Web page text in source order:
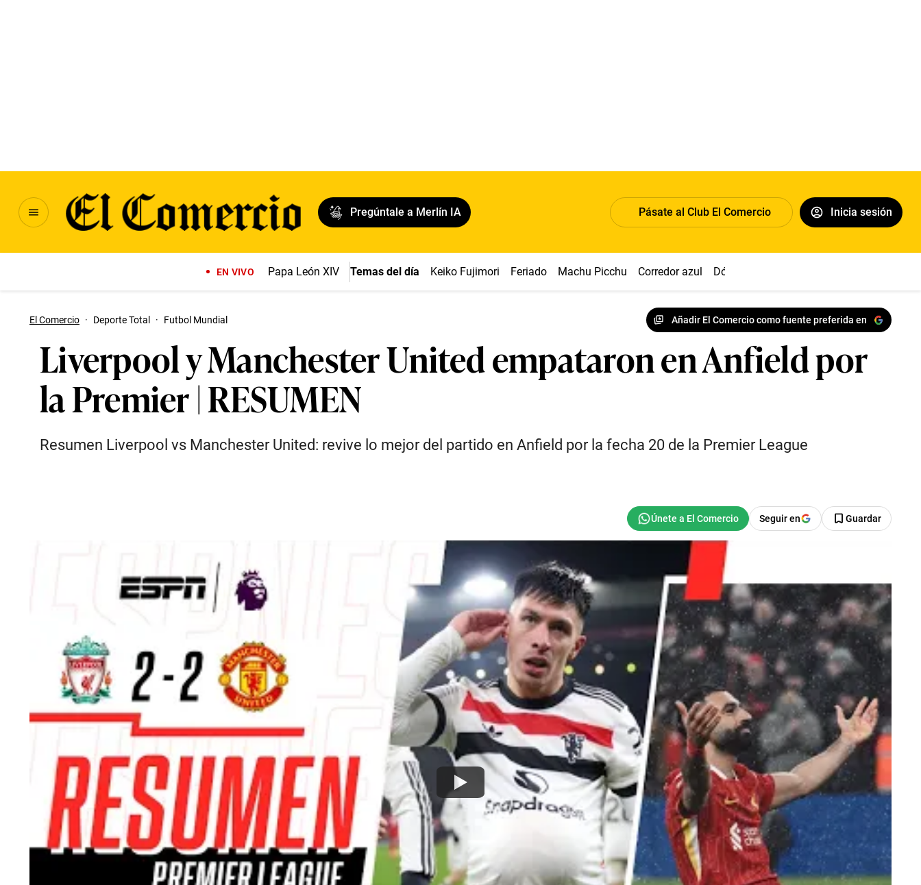
Pregúntale a Merlín IA Pásate al Club El Comercio Inicia sesión
EN VIVO Papa León XIV Temas del día Keiko Fujimori Feriado Machu Picchu Corredor azul Dólar
El Comercio · Deporte Total · Futbol Mundial Añadir El Comercio como fuente preferida en
Liverpool y Manchester United empataron en Anfield por
la Premier | RESUMEN
Resumen Liverpool vs Manchester United: revive lo mejor del partido en Anfield por la fecha 20 de la Premier League
Seguir en Guardar